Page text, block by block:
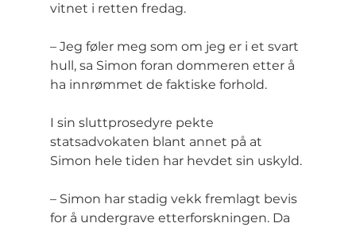
vitnet i retten fredag.
– Jeg føler meg som om jeg er i et svart
hull, sa Simon foran dommeren etter å
ha innrømmet de faktiske forhold.
I sin sluttprosedyre pekte
statsadvokaten blant annet på at
Simon hele tiden har hevdet sin uskyld.
– Simon har stadig vekk fremlagt bevis
for å undergrave etterforskningen. Da